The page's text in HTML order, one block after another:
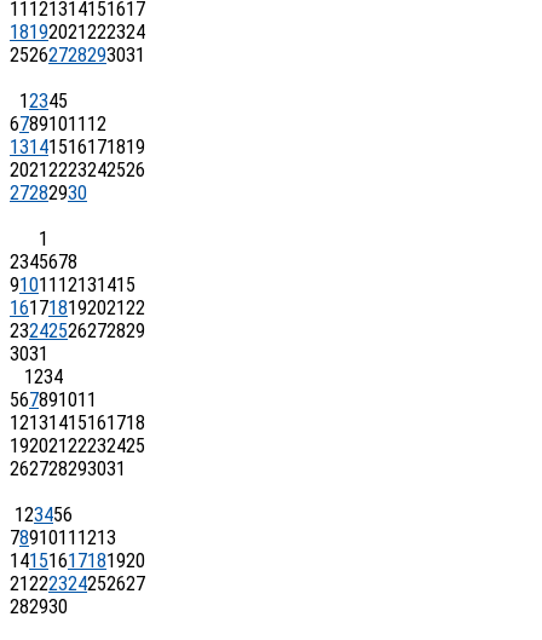
11 121314151617
18192021222324
25262728293031
12345
67891011 12
13141516171819
20212223242526
27282930
1
2345678
91011 12131415
16171819202122
23242526272829
3031
1234
567891011
12131415161718
19202122232425
262728293031
123456
7891011 1213
14151617181920
21222324252627
282930